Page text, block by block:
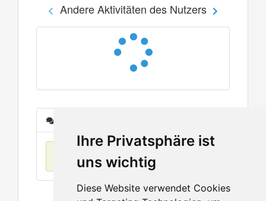
Ihre Privatsphäre ist
uns wichtig
Diese Website verwendet Cookies
Andere Aktivitäten des Nutzers
Keine Einträge